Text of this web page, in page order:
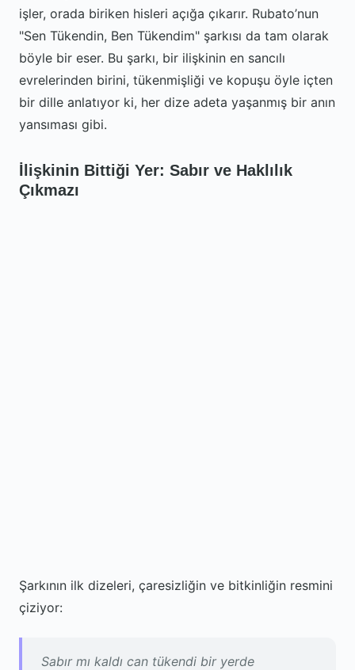
işler, orada biriken hisleri açığa çıkarır. Rubato’nun
"Sen Tükendin, Ben Tükendim" şarkısı da tam olarak
böyle bir eser. Bu şarkı, bir ilişkinin en sancılı
evrelerinden birini, tükenmişliği ve kopuşu öyle içten
bir dille anlatıyor ki, her dize adeta yaşanmış bir anın
yansıması gibi.
İlişkinin Bittiği Yer: Sabır ve Haklılık
Çıkmazı
Şarkının ilk dizeleri, çaresizliğin ve bitkinliğin resmini
çiziyor:
Sabır mı kaldı can tükendi bir yerde